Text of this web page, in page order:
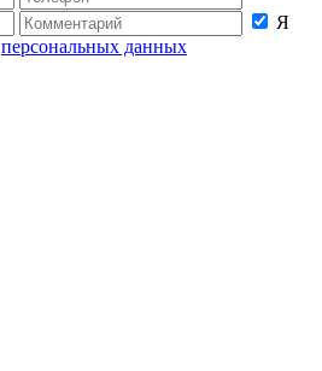
Я
персональных данных